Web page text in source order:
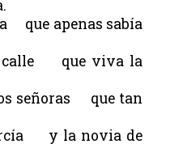
que apenas sabía
calle que viva la
señoras que tan
y la novia de